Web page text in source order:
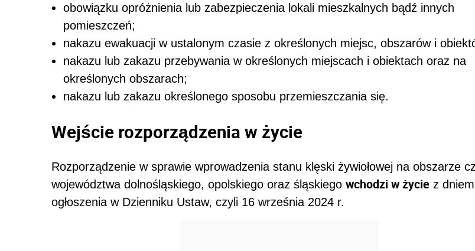
obowiązku opróżnienia lub zabezpieczenia lokali mieszkalnych bądź innych
pomieszczeń;
nakazu ewakuacji w ustalonym czasie z określonych miejsc, obszarów i
nakazu lub zakazu przebywania w określonych miejscach i obiektach oraz na
określonych obszarach;
nakazu lub zakazu określonego sposobu przemieszczania się.
Wejście rozporządzenia w życie
Rozporządzenie w sprawie wprowadzenia stanu klęski żywiołowej na obszarze
województwa dolnośląskiego, opolskiego oraz śląskiego wchodzi w życie z
ogłoszenia w Dzienniku Ustaw, czyli 16 września 2024 r.